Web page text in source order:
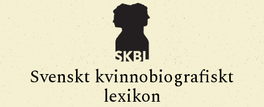
Svenskt kvinnobiografiskt
lexikon